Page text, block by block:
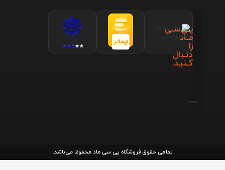
پـی‌سـی
مـاد
را
دنـبال
کـنید.
تمامی حقوق فروشگاه پی سی ماد محفوظ می‌باشد.